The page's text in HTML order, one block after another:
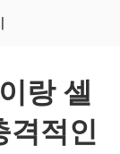
랑 셀
격적인